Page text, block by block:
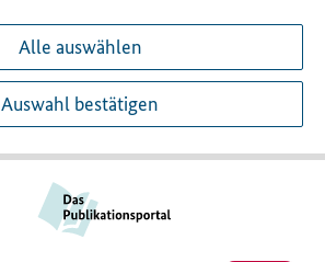
Alle auswählen
Auswahl bestätigen